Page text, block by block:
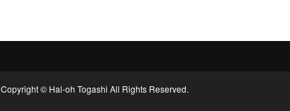
Copyright © Hal-oh Togashi All Rights Reserved.